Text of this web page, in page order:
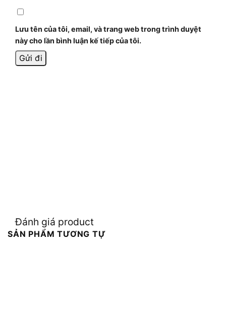
Lưu tên của tôi, email, và trang web trong trình duyệt
này cho lần bình luận kế tiếp của tôi.
Đánh giá product
SẢN PHẨM TƯƠNG TỰ